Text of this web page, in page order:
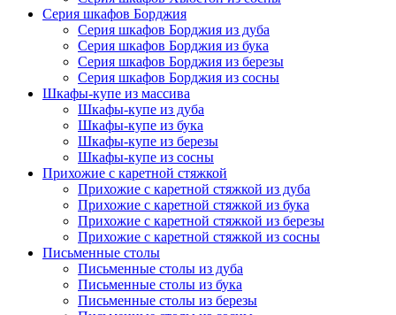
Серия шкафов Борджия
Серия шкафов Борджия из дуба
Серия шкафов Борджия из бука
Серия шкафов Борджия из березы
Серия шкафов Борджия из сосны
Шкафы-купе из массива
Шкафы-купе из дуба
Шкафы-купе из бука
Шкафы-купе из березы
Шкафы-купе из сосны
Прихожие с каретной стяжкой
Прихожие с каретной стяжкой из дуба
Прихожие с каретной стяжкой из бука
Прихожие с каретной стяжкой из березы
Прихожие с каретной стяжкой из сосны
Письменные столы
Письменные столы из дуба
Письменные столы из бука
Письменные столы из березы